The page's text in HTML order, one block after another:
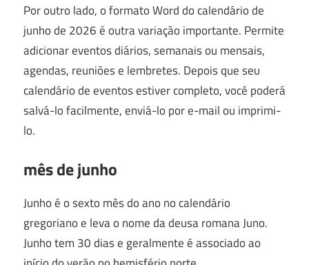
Por outro lado, o formato Word do calendário de
junho de 2026 é outra variação importante. Permite
adicionar eventos diários, semanais ou mensais,
agendas, reuniões e lembretes. Depois que seu
calendário de eventos estiver completo, você poderá
salvá-lo facilmente, enviá-lo por e-mail ou imprimi-
lo.
mês de junho
Junho é o sexto mês do ano no calendário
gregoriano e leva o nome da deusa romana Juno.
Junho tem 30 dias e geralmente é associado ao